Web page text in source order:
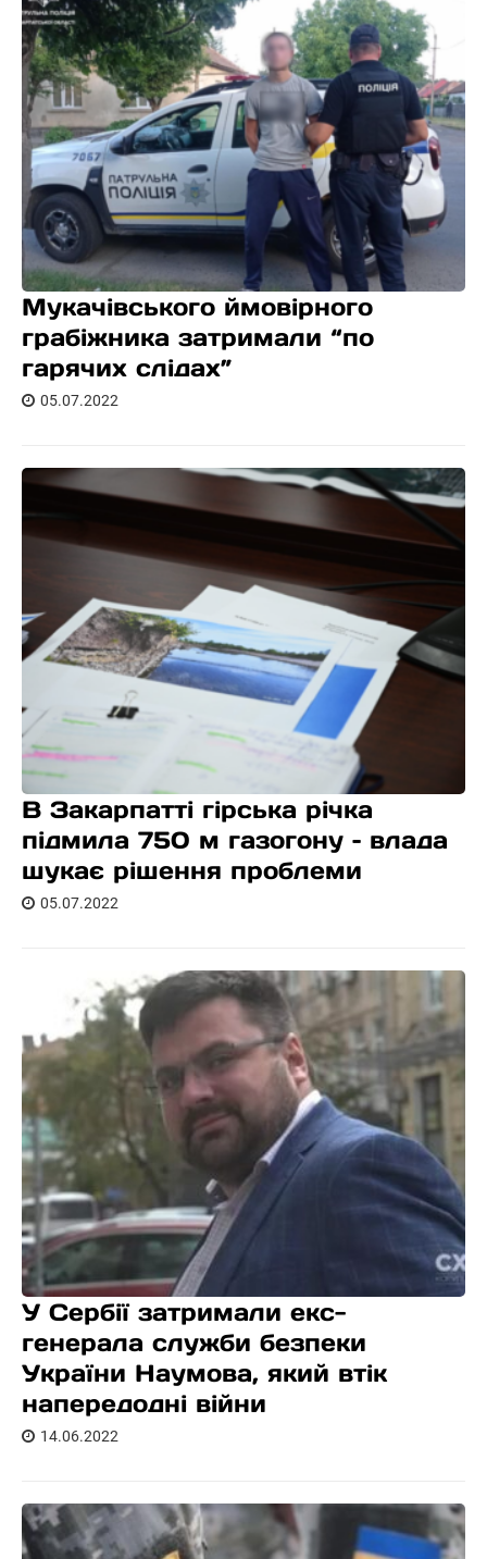
Мукачівського ймовірного
грабіжника затримали “по
гарячих слідах”
05.07.2022
В Закарпатті гірська річка
підмила 750 м газогону – влада
шукає рішення проблеми
05.07.2022
У Сербії затримали екс-
генерала служби безпеки
України Наумова, який втік
напередодні війни
14.06.2022